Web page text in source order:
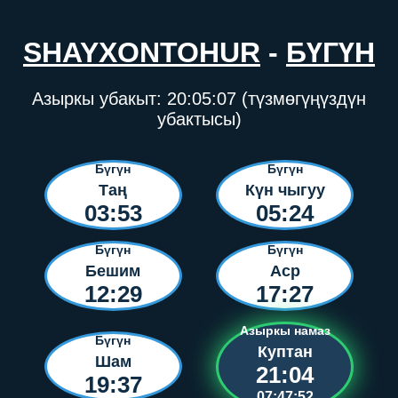
SHAYXONTOHUR - БҮГҮН
Азыркы убакыт: 20:05:07 (түзмөгүңүздүн
убактысы)
Бүгүн
Таң
03:53
Бүгүн
Күн чыгуу
05:24
Бүгүн
Бешим
12:29
Бүгүн
Аср
17:27
Бүгүн
Шам
19:37
Азыркы намаз
Куптан
21:04